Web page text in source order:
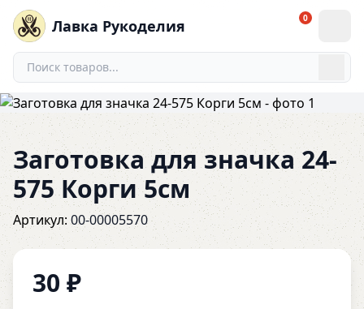
Лавка Рукоделия 0
Заготовка для значка 24-
575 Корги 5см
Артикул: 00-00005570
30 ₽